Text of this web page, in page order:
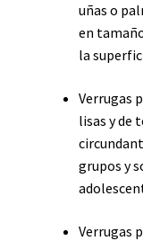
uñas o
en
la
Verrugas
lisas y de
grupos y
Verrugas